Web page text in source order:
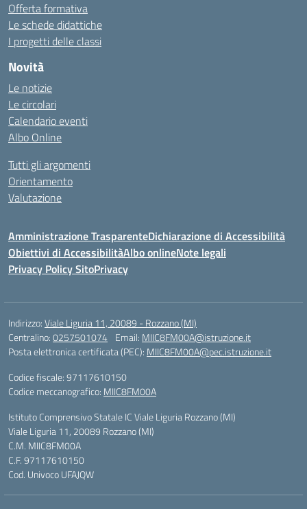
Offerta formativa
Le schede didattiche
I progetti delle classi
Novità
Le notizie
Le circolari
Calendario eventi
Albo Online
Tutti gli argomenti
Orientamento
Valutazione
Amministrazione TrasparenteDichiarazione di Accessibilità
Obiettivi di AccessibilitàAlbo onlineNote legali
Privacy Policy SitoPrivacy
Indirizzo:Viale Liguria 11, 20089 - Rozzano (MI)
Centralino:0257501074 Email: MIIC8FM00A@istruzione.it
Posta elettronica certificata (PEC): MIIC8FM00A@pec.istruzione.it
Codice fiscale: 97117610150
Codice meccanografico: MIIC8FM00A
Istituto Comprensivo Statale IC Viale Liguria Rozzano (MI)
Viale Liguria 11, 20089 Rozzano (MI)
C.M. MIIC8FM00A
C.F. 97117610150
Cod. Univoco UFAJQW